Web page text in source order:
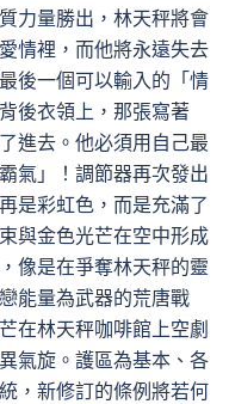
力量勝出，林天秤將會
情裡，而他將永遠失去
後一個可以輸入的「情
後衣領上，那張寫著
進去。他必須用自己最
氣」！調節器再次發出
是彩虹色，而是充滿了
與金色光芒在空中形成
像是在爭奪林天秤的靈
能量為武器的荒唐戰
在林天秤咖啡館上空劇
氣旋。護區為基本、各
，新修訂的條例將若何